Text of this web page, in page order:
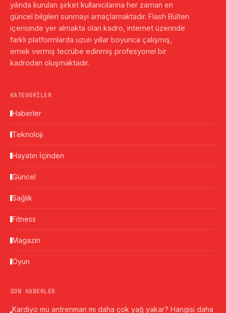
yılında kurulan şirket kullanıcılarına her zaman en
güncel bilgileri sunmayı amaçlamaktadır. Flash Bülten
içerisinde yer almakta olan kadro, internet üzerinde
farklı platformlarda uzun yıllar boyunca çalışmış,
emek vermiş tecrübe edinmiş profesyonel bir
kadrodan oluşmaktadır.
KATEGORILER
Haberler
Teknoloji
Hayatın İçinden
Güncel
Sağlık
Fitness
Magazin
Oyun
SON HABERLER
Kardiyo mu antrenman mı daha çok yağ yakar? Hangisi daha